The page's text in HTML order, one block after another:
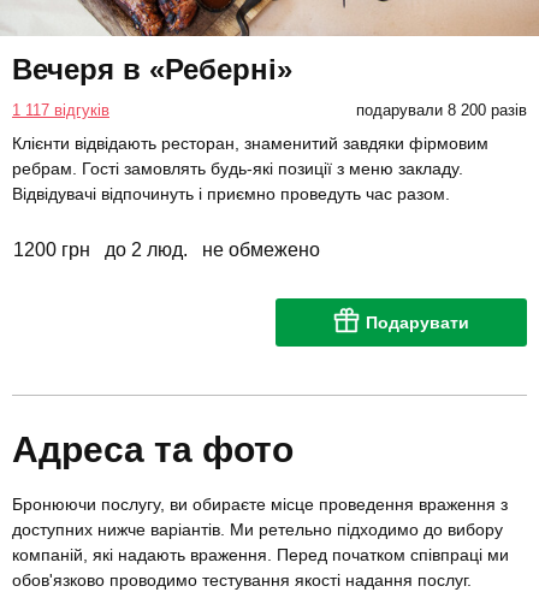
Вечеря в «Реберні»
1 117 відгуків подарували 8 200 разів
Клієнти відвідають ресторан, знаменитий завдяки фірмовим
ребрам. Гості замовлять будь-які позиції з меню закладу.
Відвідувачі відпочинуть і приємно проведуть час разом.
1200 грн до 2 люд. не обмежено
Подарувати
Адреса та фото
Бронюючи послугу, ви обираєте місце проведення враження з
доступних нижче варіантів. Ми ретельно підходимо до вибору
компаній, які надають враження. Перед початком співпраці ми
обов'язково проводимо тестування якості надання послуг.